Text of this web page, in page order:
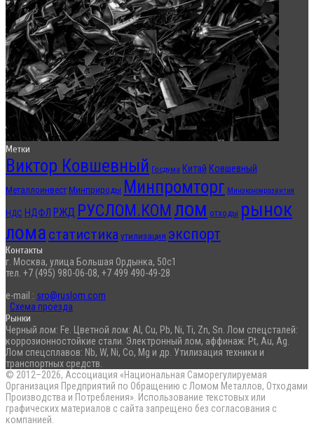
Метки
Виктор Ковшевный Госдума Китай Ковшевный
Металлоинвест Минприроды Минпромторг Минэкономразвития
НДС НДФЛ РЖД РУСЛОМ.КОМ лом отходы рынок
лома статистика утилизация экспорт
Контакты
г. Москва, улица Большая Ордынка, 50с1
тел. +7 (495) 980-06-08, +7 499 490-49-28
e-mail : sro@ruslom.com
Схема проезда
Рынки
Черный лом: Fe. Цветной лом: Al, Cu, Pb, Ni, Ti, Zn, Sn. Лом спецсталей:
коррозионностойкие стали. Электронный лом, аффинаж: Pt, Au, Ag.
Лом спецсплавов: Nb, W, Ni, Co, Mg и др. Утилизация техники и
транспортных средств.
© 2012–2026, Ассоциация «Национальная Саморегулируемая
Организация Предприятий по Обращению с Ломом Металлов, Отходами
Производства и Потребления». Использование текстовых или
графических материалов с сайта запрещено без согласования с
компанией.